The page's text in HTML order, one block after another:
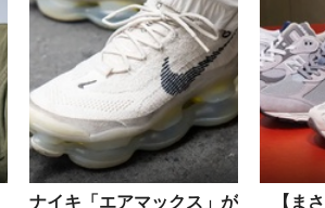
ナイキ「エアマックス」が
【ま